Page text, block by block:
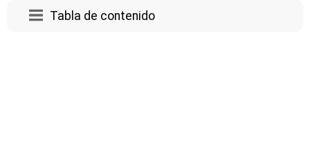
Tabla de contenido